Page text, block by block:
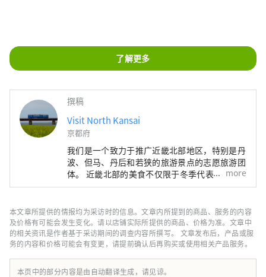
了解更多
撰稿
Visit North Kansai
京都府
我们是一个致力于推广近畿北部地区，特别是丹
波、但马、丹后和若狭的旅游景点的志愿旅游团
体。 近畿北部的美食不仅限于冬季代表性海鲜
——螃蟹，还包括牡蛎、鰤鱼、河豚，以及夏季
巴栗子、丹巴黑豆，夏季水果则有沙丘瓜，因
此，这里一年四季都能品尝到美食。 如果我能
够分享一些信息，让人们可以多次游览广袤的近
畿北部地区，并享受火车旅行的乐趣，我将感到
非常高兴。
more
本文章所提供的情报均为采访时的信息。文章内所提到的商品、服务的内容
及价格有可能会发生变化。请以店铺实际所提供的商品、价格为准。文章中
的相关资讯是作者基于采访期间的调查内容所撰写。 文章发布后，产品或服
务的内容和价格可能会有变更，请提前确认后再购买或使用相关产品服务。
本页中的部分内容是由自动翻译生成，请见谅。